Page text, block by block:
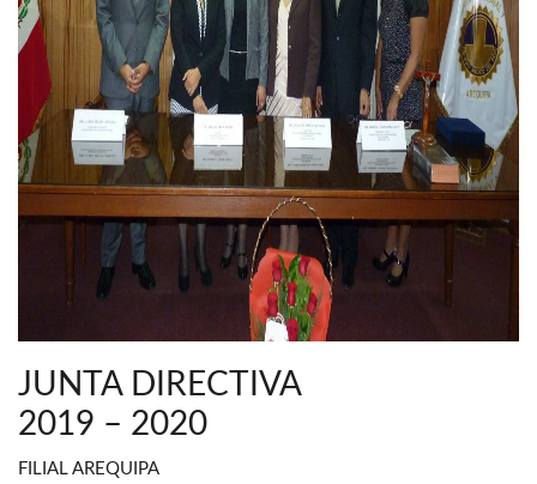
JUNTA DIRECTIVA
2019 – 2020
FILIAL AREQUIPA